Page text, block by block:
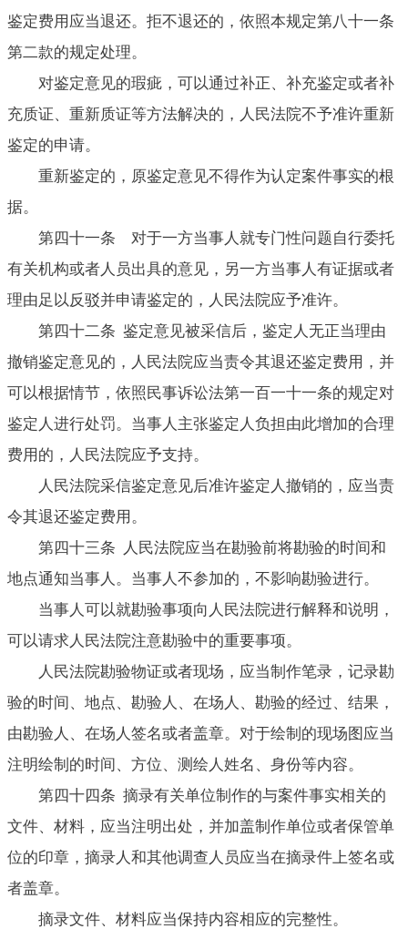
鉴定费用应当退还。拒不退还的，依照本规定第八十一条
第二款的规定处理。
对鉴定意见的瑕疵，可以通过补正、补充鉴定或者补
充质证、重新质证等方法解决的，人民法院不予准许重新
鉴定的申请。
重新鉴定的，原鉴定意见不得作为认定案件事实的根
据。
第四十一条 对于一方当事人就专门性问题自行委托
有关机构或者人员出具的意见，另一方当事人有证据或者
理由足以反驳并申请鉴定的，人民法院应予准许。
第四十二条 鉴定意见被采信后，鉴定人无正当理由
撤销鉴定意见的，人民法院应当责令其退还鉴定费用，并
可以根据情节，依照民事诉讼法第一百一十一条的规定对
鉴定人进行处罚。当事人主张鉴定人负担由此增加的合理
费用的，人民法院应予支持。
人民法院采信鉴定意见后准许鉴定人撤销的，应当责
令其退还鉴定费用。
第四十三条 人民法院应当在勘验前将勘验的时间和
地点通知当事人。当事人不参加的，不影响勘验进行。
当事人可以就勘验事项向人民法院进行解释和说明，
可以请求人民法院注意勘验中的重要事项。
人民法院勘验物证或者现场，应当制作笔录，记录勘
验的时间、地点、勘验人、在场人、勘验的经过、结果，
由勘验人、在场人签名或者盖章。对于绘制的现场图应当
注明绘制的时间、方位、测绘人姓名、身份等内容。
第四十四条 摘录有关单位制作的与案件事实相关的
文件、材料，应当注明出处，并加盖制作单位或者保管单
位的印章，摘录人和其他调查人员应当在摘录件上签名或
者盖章。
摘录文件、材料应当保持内容相应的完整性。